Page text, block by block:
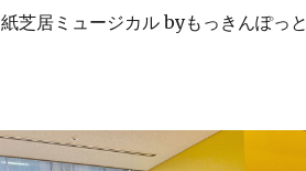
紙芝居ミュージカル byもっきんぽっと